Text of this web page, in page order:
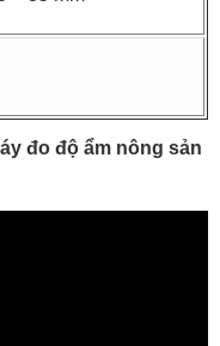
đo độ ẩm nông sản